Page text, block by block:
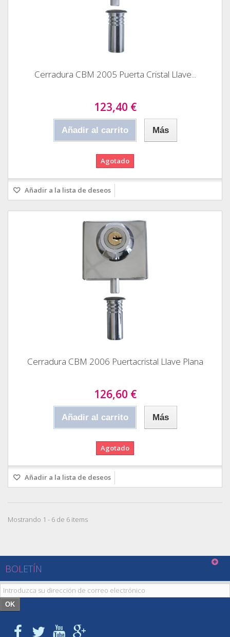
Cerradura CBM 2005 Puerta Cristal Llave...
123,40 €
Añadir al carrito Más
Agotado
Añadir a la lista de deseos
Cerradura CBM 2006 Puertacristal Llave Plana
126,60 €
Añadir al carrito Más
Agotado
Añadir a la lista de deseos
Mostrando 1 - 6 de 6 items
BOLETÍN
OK